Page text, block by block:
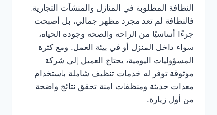
النظافة المطلوبة في المنازل والمنشآت التجارية.
فالنظافة لم تعد مجرد مظهر جمالي، بل أصبحت
جزءًا أساسيًا من الراحة والصحة وجودة الحياة،
سواء داخل المنزل أو في بيئة العمل. ومع كثرة
المسؤوليات اليومية، يحتاج العميل إلى شركة
موثوقة توفر له خدمات تنظيف شاملة باستخدام
معدات حديثة ومنظفات آمنة تحقق نتائج واضحة
من أول زيارة.